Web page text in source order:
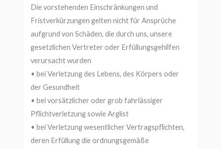
Die vorstehenden Einschränkungen und
Fristverkürzungen gelten nicht für Ansprüche
aufgrund von Schäden, die durch uns, unsere
gesetzlichen Vertreter oder Erfüllungsgehilfen
verursacht wurden
• bei Verletzung des Lebens, des Körpers oder
der Gesundheit
• bei vorsätzlicher oder grob fahrlässiger
Pflichtverletzung sowie Arglist
• bei Verletzung wesentlicher Vertragspflichten,
deren Erfüllung die ordnungsgemäße